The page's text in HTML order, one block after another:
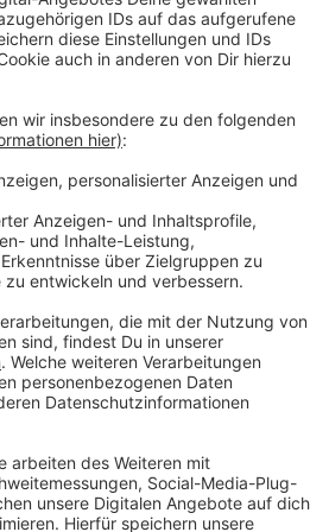
ein Ort, sondern ein Abgrund
sagte Wüst. Die
mit dem Erinnern, „sie
Der CDU-Politiker warnte
antisemitischer Straftaten
und Juden erneut Angst haben
sich Wüst von der
während seines Besuchs
„Die waren gut vorbereitet. Und
vorbereitet auf das, was sie hier